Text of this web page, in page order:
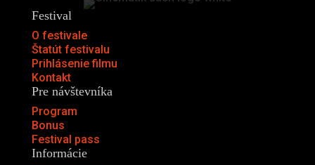
Festival
O festivale
Štatút festivalu
Prihlásenie filmu
Kontakt
Pre návštevníka
Program
Bonus
Festival pass
Informácie